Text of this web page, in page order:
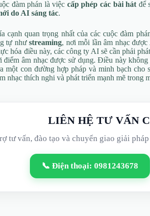
đàm phán là việc cấp phép các bài hátđể
do AI sáng tác.
cạnh quan trọng nhất của các cuộc đàm
tự nhưstreaming, nơi mỗi lần âm nhạc
hóa điều này, các công ty AI sẽ cần phải
điểm âm nhạc được sử dụng. Điều này
một con đường hợp pháp và minh bạch cho
nhạc thích nghi và phát triển mạnh mẽ trong
LIÊN HỆ TƯ VẤN
tư vấn, đào tạo và chuyển giao giải
📞 Điện thoại: 0981243678